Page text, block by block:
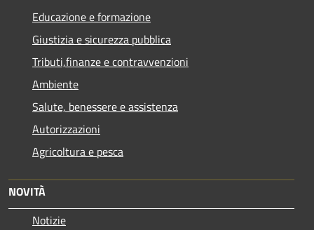
Educazione e formazione
Giustizia e sicurezza pubblica
Tributi,finanze e contravvenzioni
Ambiente
Salute, benessere e assistenza
Autorizzazioni
Agricoltura e pesca
NOVITÀ
Notizie